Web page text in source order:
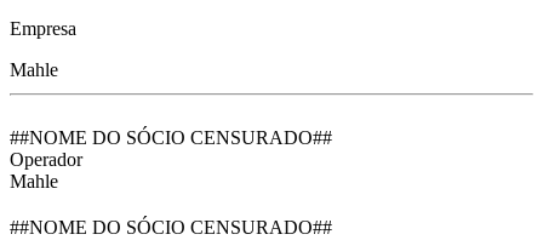
Empresa
Mahle
##NOME DO SÓCIO CENSURADO##
Operador
Mahle
##NOME DO SÓCIO CENSURADO##